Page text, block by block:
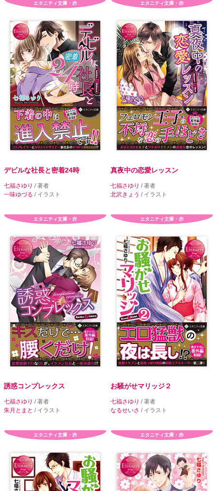
エタニティ文庫・赤
デビルな社長と密着24時
七福さゆり / 著者
一味ゆづる / イラスト
エタニティ文庫・赤
真夜中の恋愛レッスン
七福さゆり / 著者
北沢きょう / イラスト
エタニティ文庫・赤
誘惑コンプレックス
七福さゆり / 著者
朱月とまと / イラスト
エタニティ文庫・赤
お騒がせマリッジ２
七福さゆり / 著者
なるせいさ / イラスト
エタニティ文庫・赤 エタニティ文庫・赤